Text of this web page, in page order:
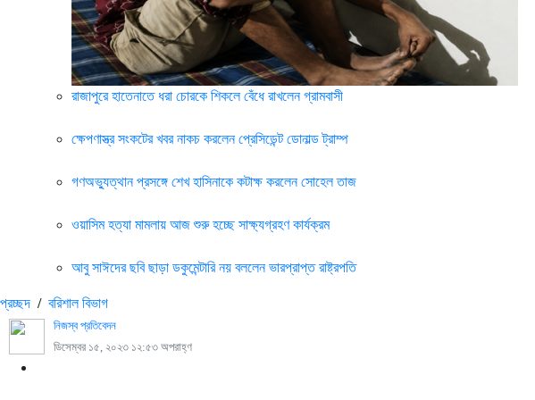
রাজাপুরে হাতেনাতে ধরা চোরকে শিকলে বেঁধে রাখলেন গ্রামবাসী
ক্ষেপণাস্ত্র সংকটের খবর নাকচ করলেন প্রেসিডেন্ট ডোনাল্ড ট্রাম্প
গণঅভ্যুত্থান প্রসঙ্গে শেখ হাসিনাকে কটাক্ষ করলেন সোহেল তাজ
ওয়াসিম হত্যা মামলায় আজ শুরু হচ্ছে সাক্ষ্যগ্রহণ কার্যক্রম
আবু সাঈদের ছবি ছাড়া ডকুমেন্টারি নয় বললেন ভারপ্রাপ্ত রাষ্ট্রপতি
প্রচ্ছদ / বরিশাল বিভাগ
নিজস্ব প্রতিবেদন
ডিসেম্বর ১৫, ২০২৩ ১২:৫৩ অপরাহ্ণ